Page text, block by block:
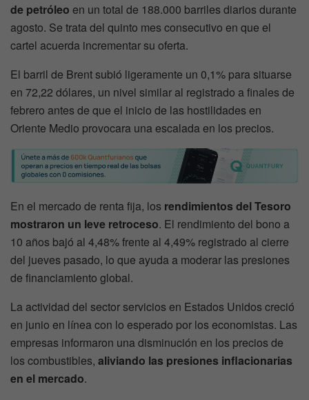
de petróleo en un total de 188.000 barriles diarios durante
agosto. Se trata del quinto mes consecutivo en que el
cartel acuerda incrementar su oferta.
El barril de Brent subió ligeramente un 0,1% para situarse
en 72,22 dólares, un nivel similar al registrado a finales de
febrero antes de que el inicio de las hostilidades en
Oriente Medio provocara una escalada en los precios.
En el mercado de renta fija, los rendimientos del Tesoro
mostraron un leve retroceso. El rendimiento del bono a
10 años bajó al 4,48% frente al 4,49% registrado al cierre
del jueves pasado, lo que ayuda a moderar las presiones
de financiamiento global.
La actividad del sector servicios en Estados Unidos creció
en junio en línea con lo esperado por los economistas. Las
empresas informaron una disminución en los precios de
los combustibles, aliviando las presiones inflacionarias
en el mercado.